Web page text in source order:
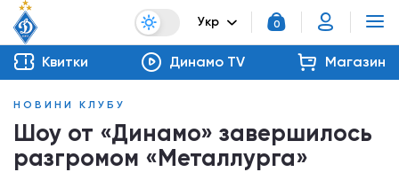
Укр 0
Квитки Динамо TV Магазин
НОВИНИ КЛУБУ
Шоу от «Динамо» завершилось
разгромом «Металлурга»